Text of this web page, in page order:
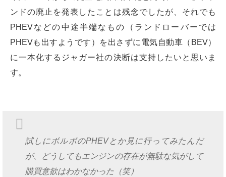
ンドの廃止を発表したことは残念でしたが、それでも
PHEVなどの中途半端なもの（ランドローバーでは
PHEVも出すようです）を出さずに電気自動車（BEV）
に一本化するジャガー社の決断は支持したいと思いま
す。
試しにボルボのPHEVとか見に行ってみたんだ
が、どうしてもエンジンの存在が無駄な気がして
購買意欲はわかなかった（笑）